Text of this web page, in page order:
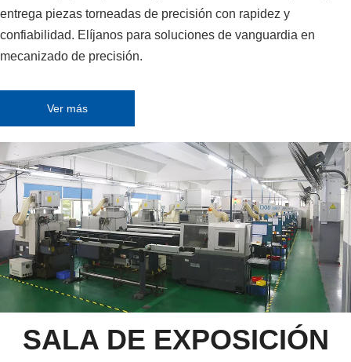
entrega piezas torneadas de precisión con rapidez y
confiabilidad. Elíjanos para soluciones de vanguardia en
mecanizado de precisión.
Ver más
SALA DE EXPOSICIÓN